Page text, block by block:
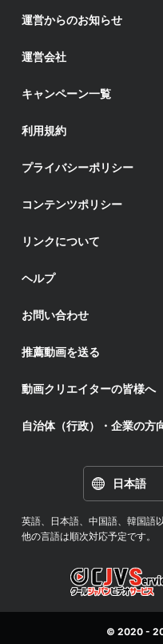
運営からのお知らせ
運営会社
キャンペーン一覧
利用規約
プライバシーポリシー
コンテンツポリシー
リンクについて
ヘルプ
お問い合わせ
推薦動画を送る
動画クリエイターの皆様へ
自治体（行政）・企業の方
日本語
英語、日本語、中国語、韓国語
他の言語は順次対応予定です。
© 2020 -